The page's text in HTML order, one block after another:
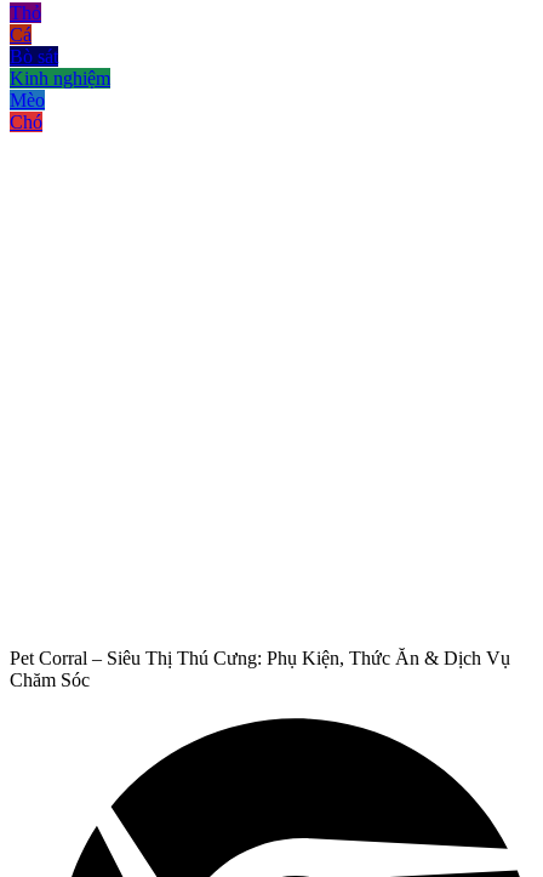
Thỏ
Cá
Bò sát
Kinh nghiệm
Mèo
Chó
Pet Corral – Siêu Thị Thú Cưng: Phụ Kiện, Thức Ăn & Dịch Vụ
Chăm Sóc